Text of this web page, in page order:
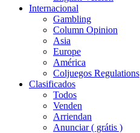
Internacional
Gambling
Column Opinion
Asia
Europe
América
Coljuegos Regulations
Clasificados
Todos
Venden
Arriendan
Anunciar ( grátis )